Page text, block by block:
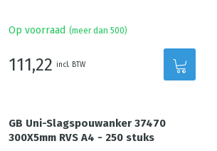
Op voorraad (meer dan 500)
111,22 incl. BTW
GB Uni-Slagspouwanker 37470
300X5mm RVS A4 - 250 stuks